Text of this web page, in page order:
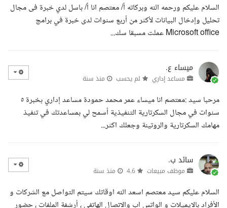
السلام عليكم ورحمه الله وبركاته أ/ معتصم انا أ/ باسل لدي خبرة فى مجال
تحليل وإدخال البيانات لأكثر من أربع سنوات لدى خبرة في برامج
Microsoft office عملت مسبقا سك...
ميساء ع.
مساعد إداري لم يحسب منذ سنة
مرحبا سيد :معتصم انا ميساء عمر محمد حمودة مساعد إداري بخبرة ٥
سنوات في مجال السكرتارية التنفيذية أسمح لي بمساعدتك في تنفيذ
مهامك السكرتارية والروتينة وجعلك اكثر...
سائد ب.
موظف مبيعات منذ سنة
السلام عليكم سيد معتصم اسعد الله اوقاتك سيتم التواصل مع الشركات و
الأفراد بالايميلات و الواتس اب والاتصال الهاتفي ، أرشفة الملفات ، حضور